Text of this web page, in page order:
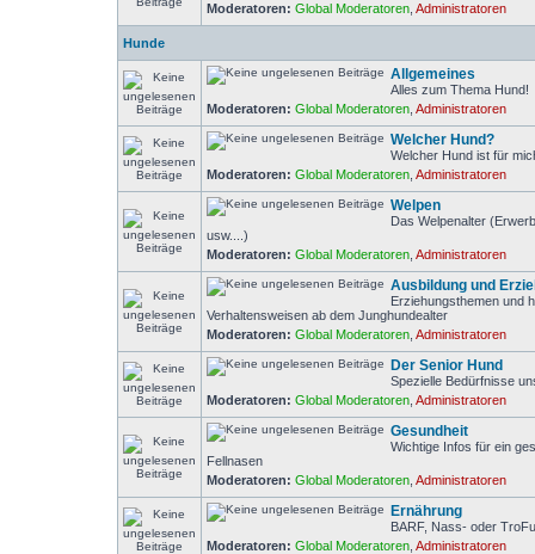
Moderatoren: Global Moderatoren Administratoren
Hunde
Allgemeines
Alles zum Thema Hund!
Moderatoren: Global Moderatoren Administratoren
Welcher Hund?
Welcher Hund ist für
Moderatoren: Global Moderatoren Administratoren
Welpen
Das Welpenalter
usw....)
Moderatoren: Global Moderatoren Administratoren
Ausbildung und
Erziehungsthemen und
Verhaltensweisen ab dem Junghundealter
Moderatoren: Global Moderatoren Administratoren
Der Senior Hund
Spezielle Bedürfnisse
Moderatoren: Global Moderatoren Administratoren
Gesundheit
Wichtige Infos für ein
Fellnasen
Moderatoren: Global Moderatoren Administratoren
Ernährung
BARF, Nass- oder TroFu
Moderatoren: Global Moderatoren Administratoren